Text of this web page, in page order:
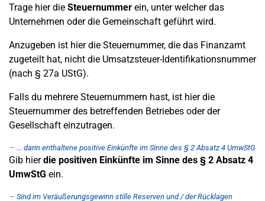
Trage hier die Steuernummer ein, unter welcher das
Unternehmen oder die Gemeinschaft geführt wird.
Anzugeben ist hier die Steuernummer, die das Finanzamt
zugeteilt hat, nicht die Umsatzsteuer-Identifikationsnummer
(nach § 27a UStG).
Falls du mehrere Steuernummern hast, ist hier die
Steuernummer des betreffenden Betriebes oder der
Gesellschaft einzutragen.
... darin enthaltene positive Einkünfte im Sinne des § 2 Absatz 4 UmwStG
Gib hierdie positiven Einkünfte im Sinne des § 2 Absatz 4
UmwStG ein.
Sind im Veräußerungsgewinn stille Reserven und / der Rücklagen